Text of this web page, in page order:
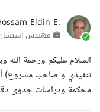
Eldin E.
مهندس
السلام عليكم ورحمة الله
تنفيذي و صاحب مشروع)
محكمة ودراسات جدوى